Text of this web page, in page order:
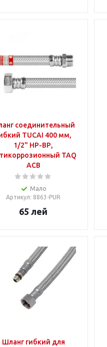
соединительный
TUCAI 400 мм,
1/2" НР-ВР,
TAQ
ACB
Мало
Артикул: 8863-PUR
65 лей
Шланг гибкий для